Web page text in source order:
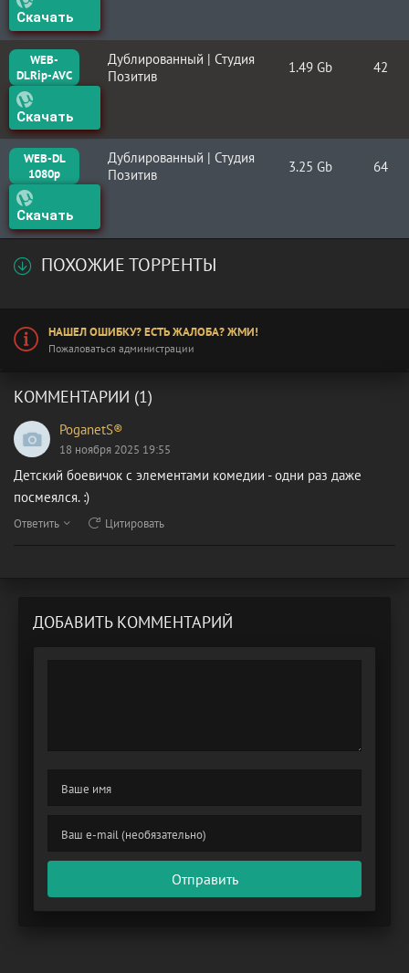
Скачать
WEB-
DLRip-AVC
Дублированный | Студия
Позитив
1.49 Gb 42
Скачать
WEB-DL
1080p
Дублированный | Студия
Позитив
3.25 Gb 64
Скачать
ПОХОЖИЕ ТОРРЕНТЫ
НАШЕЛ ОШИБКУ? ЕСТЬ ЖАЛОБА? ЖМИ!
Пожаловаться администрации
КОММЕНТАРИИ (1)
PoganetS®
18 ноября 2025 19:55
Детский боевичок с элементами комедии - одни раз даже
посмеялся. :)
Ответить Цитировать
ДОБАВИТЬ КОММЕНТАРИЙ
Отправить